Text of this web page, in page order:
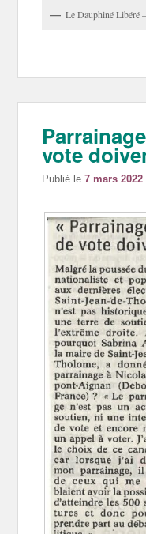
Le Dauphiné Libéré
vote
Publié le7 mars 2022